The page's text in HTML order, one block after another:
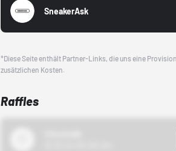
SneakerAsk
*Diese Seite enthält Partner-Links, die uns eine
zusätzlichen Kosten.
Raffles